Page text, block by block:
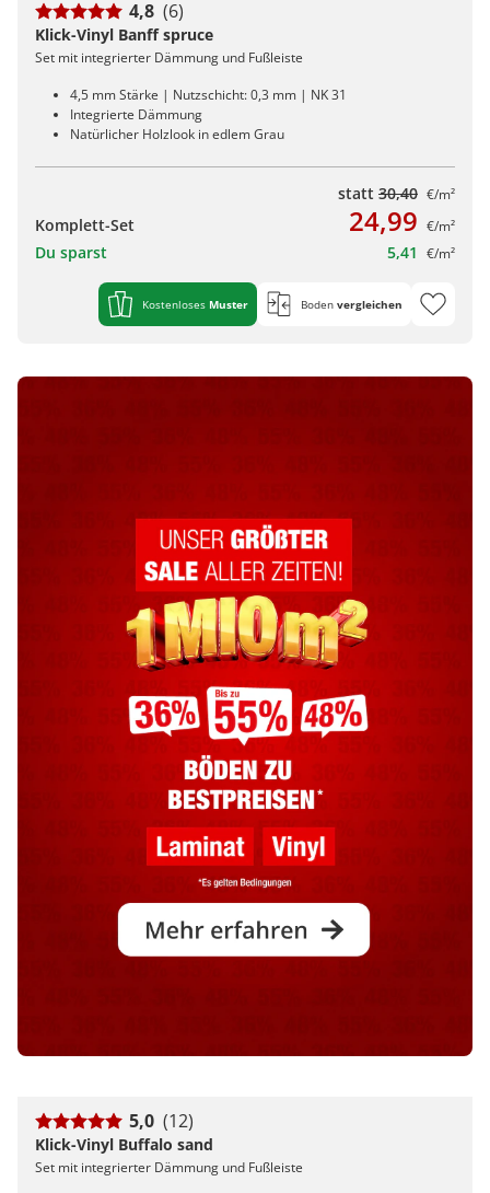
4,8 (6)
Klick-Vinyl Banff spruce
Set mit integrierter Dämmung und Fußleiste
4,5 mm Stärke | Nutzschicht: 0,3 mm | NK 31
Integrierte Dämmung
Natürlicher Holzlook in edlem Grau
statt 30,40 €/m²
Komplett-Set 24,99 €/m²
Du sparst 5,41 €/m²
Kostenloses Muster Boden vergleichen
5,0 (12)
Klick-Vinyl Buffalo sand
Set mit integrierter Dämmung und Fußleiste